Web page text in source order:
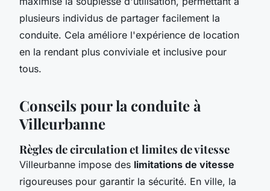
plusieurs individus de partager facilement la
conduite. Cela améliore l'expérience de location
en la rendant plus conviviale et inclusive pour
tous.
Conseils pour la conduite à
Villeurbanne
Règles de circulation et limites de vitesse
Villeurbanne impose des limitations de vitesse
rigoureuses pour garantir la sécurité. En ville, la